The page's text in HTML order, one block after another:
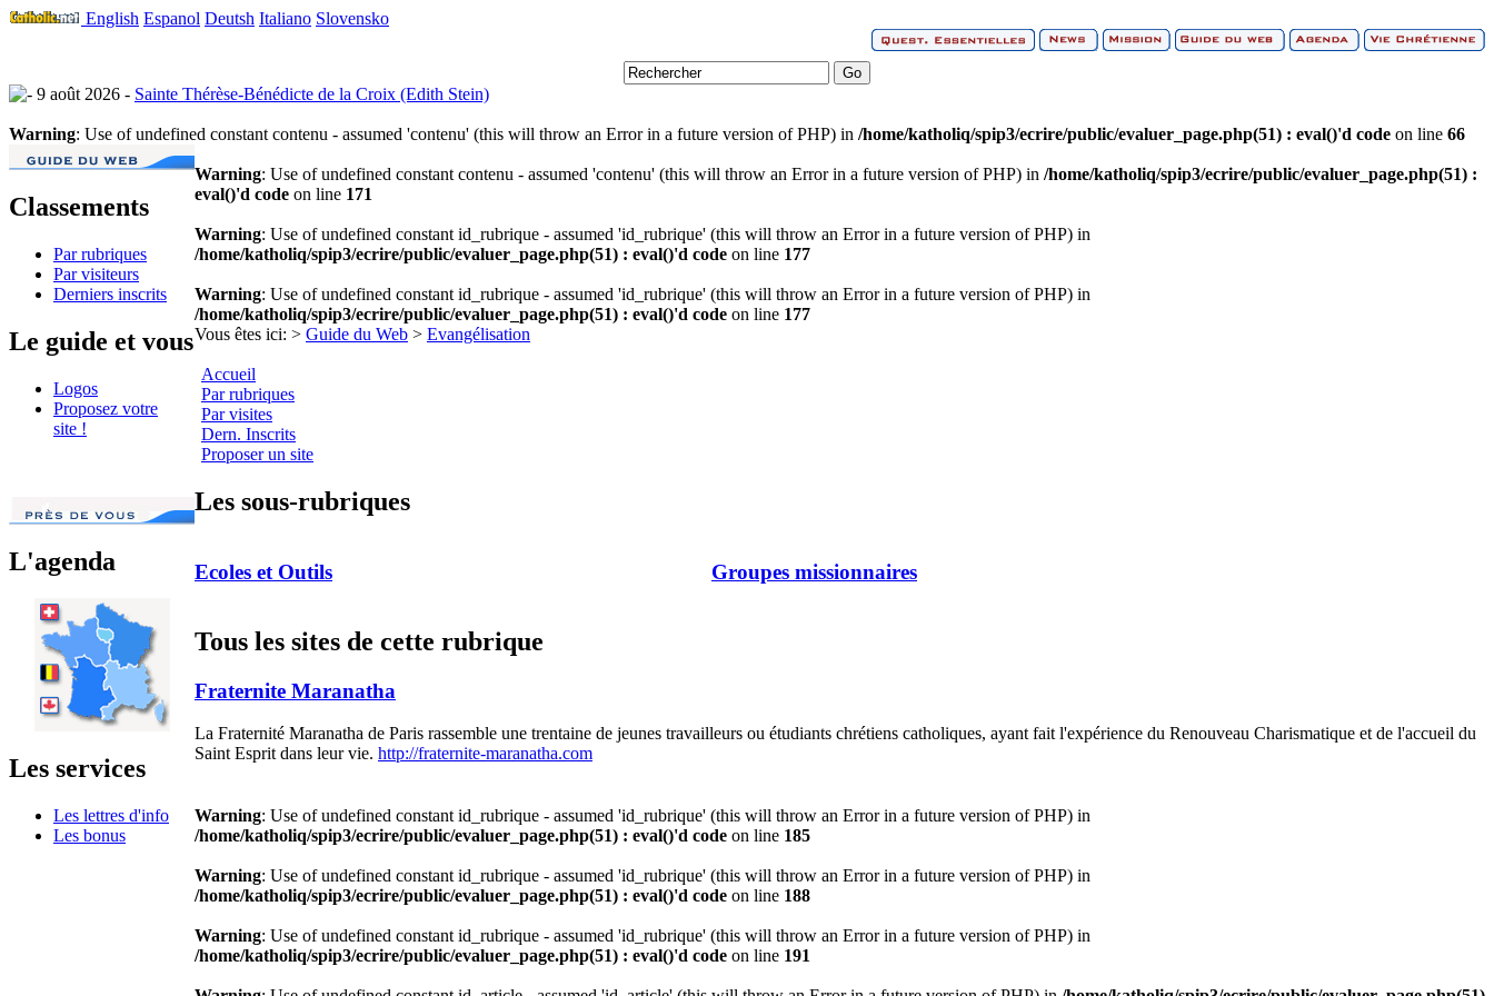
English Espanol Deutsh Italiano Slovensko
9 août 2026 - Sainte Thérèse-Bénédicte de la Croix (Edith Stein)
Warning: Use of undefined constant contenu - assumed 'contenu' (this will throw an Error in a future version of PHP) in /home/katholiq/spip3/ecrire/public/evaluer_page.php(51) : eval()'d code on line 66
Classements
Par rubriques
Par visiteurs
Derniers inscrits
Le guide et vous
Logos
Proposez votre
site !
L'agenda
Les services
Les lettres d'info
Les bonus
Warning: Use of undefined constant contenu - assumed 'contenu' (this will throw an Error in a future version of PHP) in /home/katholiq/spip3/ecrire/public/evaluer_page.php(51) :
eval()'d code on line 171
Warning: Use of undefined constant id_rubrique - assumed 'id_rubrique' (this will throw an Error in a future version of PHP) in
/home/katholiq/spip3/ecrire/public/evaluer_page.php(51) : eval()'d code on line 177
Warning: Use of undefined constant id_rubrique - assumed 'id_rubrique' (this will throw an Error in a future version of PHP) in
/home/katholiq/spip3/ecrire/public/evaluer_page.php(51) : eval()'d code on line 177
Vous êtes ici: > Guide du Web > Evangélisation
Accueil
Par rubriques
Par visites
Dern. Inscrits
Proposer un site
Les sous-rubriques
Ecoles et Outils Groupes missionnaires
Tous les sites de cette rubrique
Fraternite Maranatha
La Fraternité Maranatha de Paris rassemble une trentaine de jeunes travailleurs ou étudiants chrétiens catholiques, ayant fait l'expérience du Renouveau Charismatique et de l'accueil du
Saint Esprit dans leur vie. http://fraternite-maranatha.com
Warning: Use of undefined constant id_rubrique - assumed 'id_rubrique' (this will throw an Error in a future version of PHP) in
/home/katholiq/spip3/ecrire/public/evaluer_page.php(51) : eval()'d code on line 185
Warning: Use of undefined constant id_rubrique - assumed 'id_rubrique' (this will throw an Error in a future version of PHP) in
/home/katholiq/spip3/ecrire/public/evaluer_page.php(51) : eval()'d code on line 188
Warning: Use of undefined constant id_rubrique - assumed 'id_rubrique' (this will throw an Error in a future version of PHP) in
/home/katholiq/spip3/ecrire/public/evaluer_page.php(51) : eval()'d code on line 191